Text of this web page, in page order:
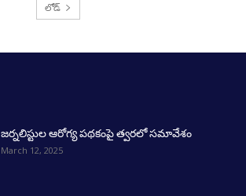
లోడ్
జర్నలిస్టుల ఆరోగ్య పథకంపై త్వరలో సమావేశం
March 12, 2025